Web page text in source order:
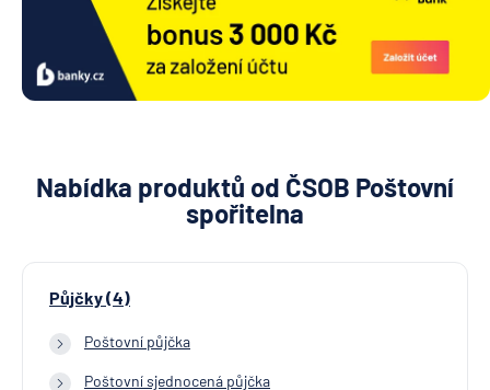
Nabídka produktů od ČSOB Poštovní
spořitelna
Půjčky (4)
Poštovní půjčka
Poštovní sjednocená půjčka